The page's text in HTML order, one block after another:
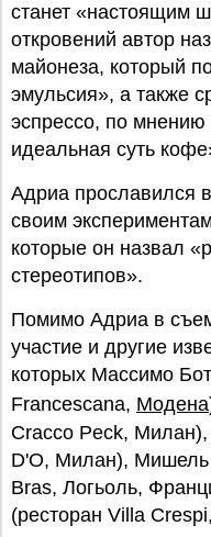
станет «настоящим
откровений автор
майонеза, который
эмульсия», а также
эспрессо, по
идеальная суть
Адриа прославился
своим
которые он назвал
стереотипов».
Помимо Адриа в
участие и другие
которых Массимо
Francescana, Модена
Cracco Peck,
D'O, Милан), Мишель
Bras, Логьоль,
(ресторан Villa